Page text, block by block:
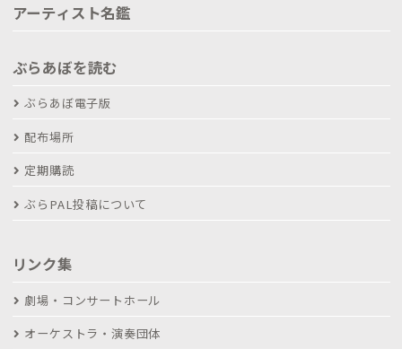
アーティスト名鑑
ぶらあぼを読む
ぶらあぼ電子版
配布場所
定期購読
ぶらPAL投稿について
リンク集
劇場・コンサートホール
オーケストラ・演奏団体